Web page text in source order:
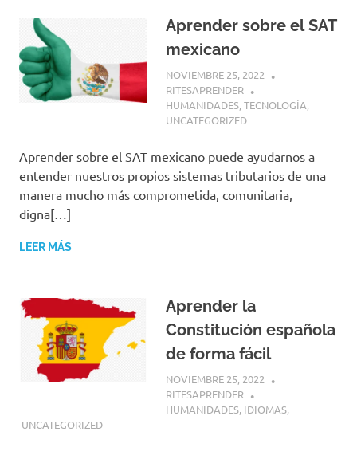
Aprender sobre el SAT
mexicano
NOVIEMBRE 25, 2022
RITESAPRENDER
HUMANIDADES,TECNOLOGÍA,
UNCATEGORIZED
Aprender sobre el SAT mexicano puede ayudarnos a
entender nuestros propios sistemas tributarios de una
manera mucho más comprometida, comunitaria,
digna[…]
LEER MÁS
Aprender la
Constitución española
de forma fácil
NOVIEMBRE 25, 2022
RITESAPRENDER
HUMANIDADES, IDIOMAS,
UNCATEGORIZED